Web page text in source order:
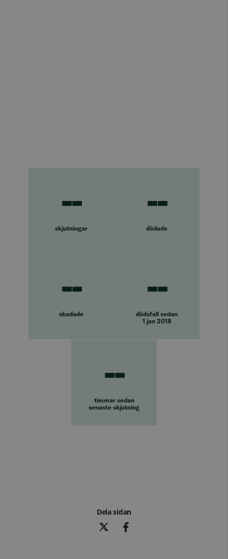
--
skjutningar
--
dödade
--
skadade
--
dödsfall sedan
1 jan 2018
--
timmar sedan
senaste skjutning
Dela sidan